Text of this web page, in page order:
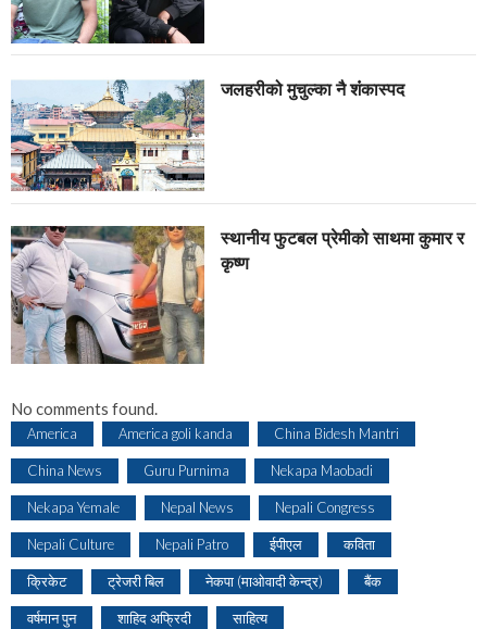
जलहरीको मुचुल्का नै शंंकास्पद
स्थानीय फुटबल प्रेमीको साथमा कुमार र
कृष्ण
No comments found.
America America goli kanda China Bidesh Mantri
China News Guru Purnima Nekapa Maobadi
Nekapa Yemale Nepal News Nepali Congress
Nepali Culture Nepali Patro ईपीएल कविता
क्रिकेट ट्रेजरी बिल नेकपा (माओवादी केन्द्र) बैंक
वर्षमान पुन शाहिद अफ्रिदी साहित्य